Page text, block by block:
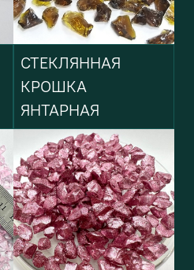
СТЕКЛЯННАЯ
КРОШКА
ЯНТАРНАЯ